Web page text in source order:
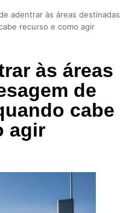
adentrar às áreas destinadas
recurso e como agir
às áreas
de
cabe
agir